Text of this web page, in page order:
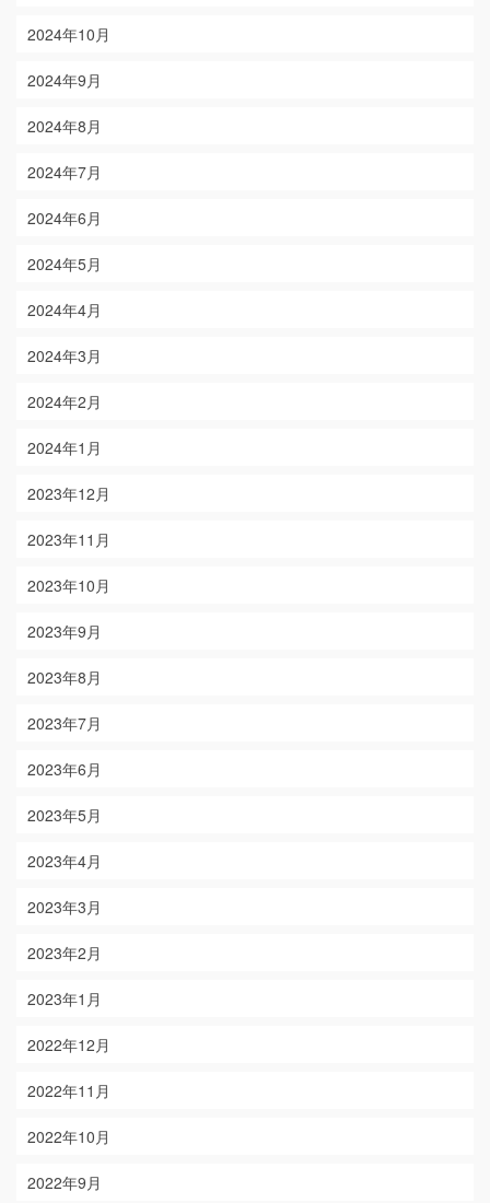
2024年10月
2024年9月
2024年8月
2024年7月
2024年6月
2024年5月
2024年4月
2024年3月
2024年2月
2024年1月
2023年12月
2023年11月
2023年10月
2023年9月
2023年8月
2023年7月
2023年6月
2023年5月
2023年4月
2023年3月
2023年2月
2023年1月
2022年12月
2022年11月
2022年10月
2022年9月